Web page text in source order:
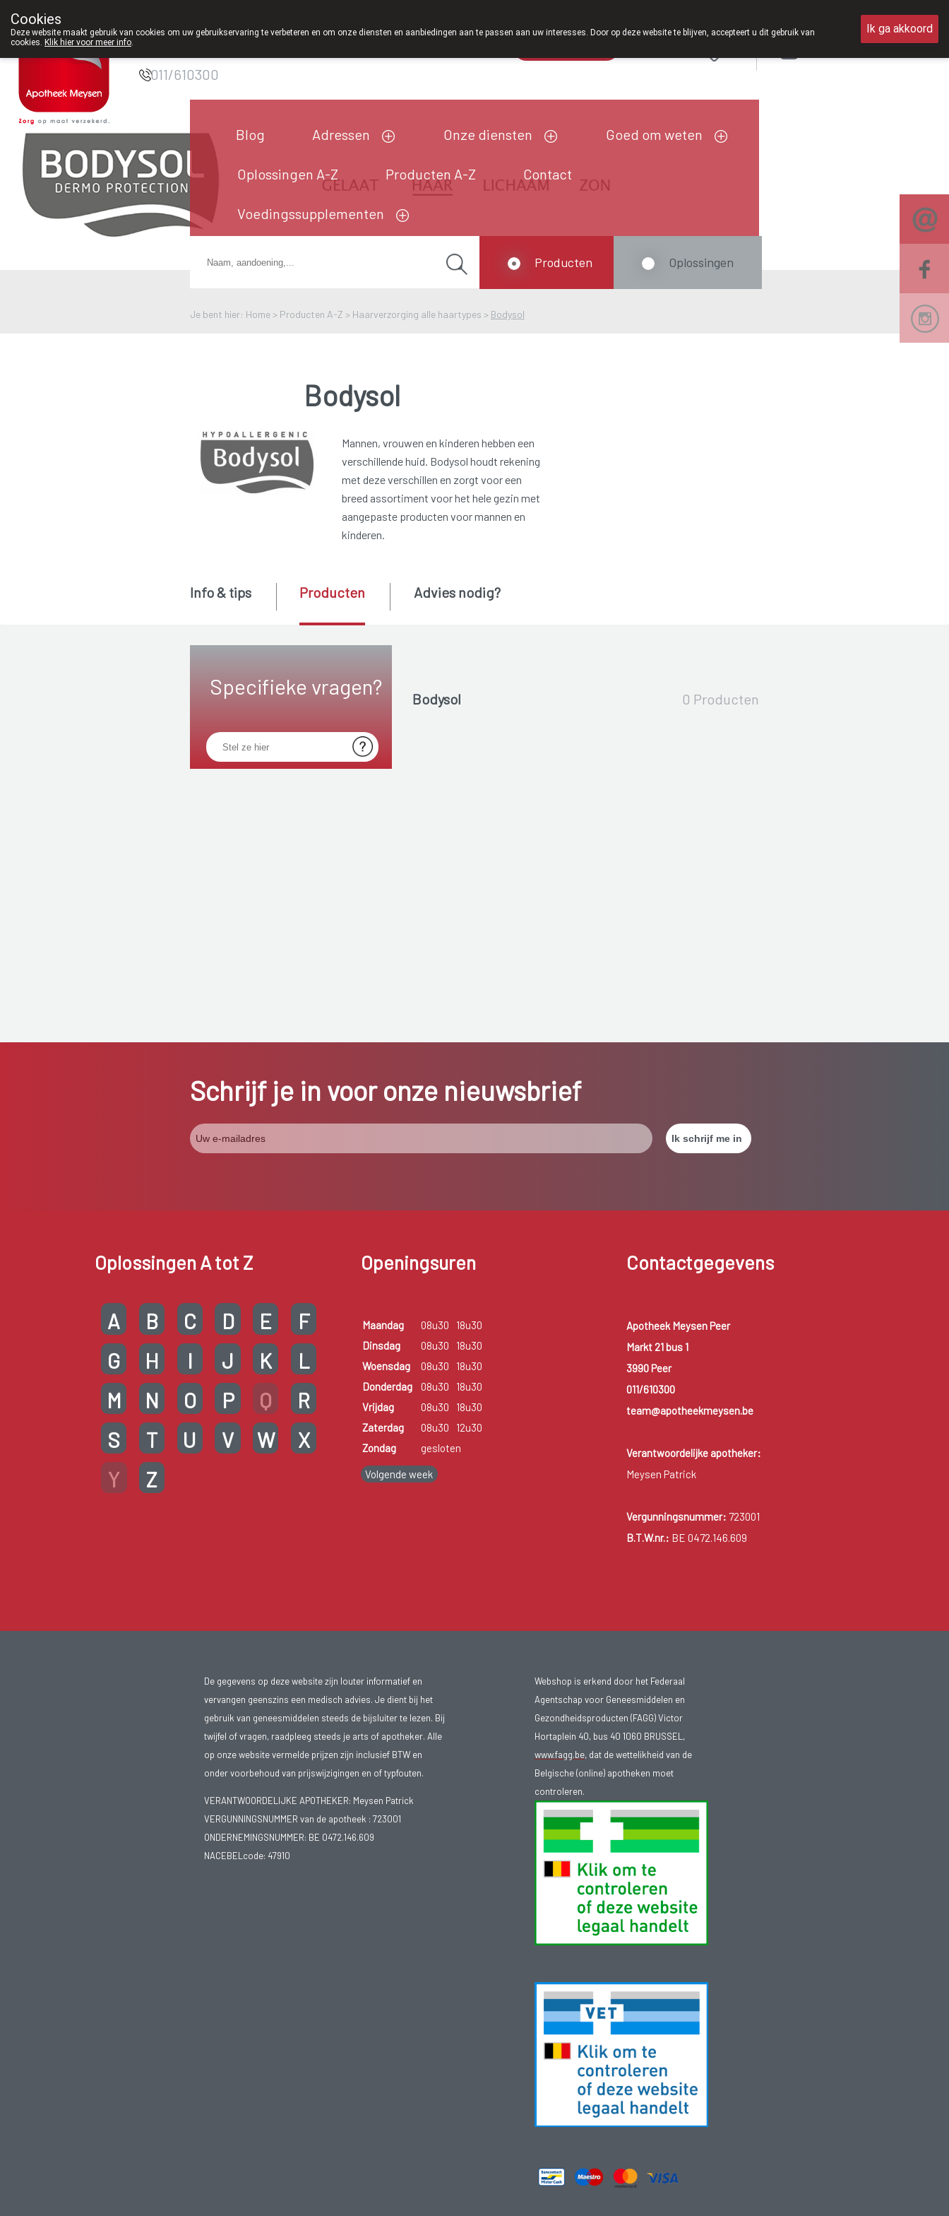
Apotheek Meysen
011/610300
Blog Adressen Onze diensten Goed om weten
Oplossingen A-Z Producten A-Z Contact
Voedingssupplementen
Je bent hier: Home > Producten A-Z > Haarverzorging alle haartypes > Bodysol
Producten Oplossingen
Bodysol
Mannen, vrouwen en kinderen hebben een
verschillende huid. Bodysol houdt rekening
met deze verschillen en zorgt voor een
breed assortiment voor het hele gezin met
aangepaste producten voor mannen en
kinderen.
Specifieke vragen?
Info & tips Producten Advies nodig?
Bodysol 0 Producten
Schrijf je in voor onze nieuwsbrief
Oplossingen A tot Z
A B C D E
F
G
H I J K
L
M
N O P Q
R
S
T U V W
X
Y
Z
Openingsuren
Maandag 08u30
18u30
Dinsdag
08u30
18u30
Woensdag
08u30
18u30
Donderdag
08u30
18u30
Vrijdag
08u30
18u30
Zaterdag
08u30
12u30
Zondag
gesloten
Volgende week
Contactgegevens
Apotheek Meysen Peer
Markt 21 bus 1
3990 Peer
011/610300
team@apotheekmeysen.be
Verantwoordelijke apotheker:
Meysen Patrick
Vergunningsnummer: 723001
B.T.W.nr.: BE 0472.146.609
De gegevens op deze website zijn louter informatief en
vervangen geenszins een medisch advies. Je dient bij het
gebruik van geneesmiddelen steeds de bijsluiter te lezen. Bij
twijfel of vragen, raadpleeg steeds je arts of apotheker. Alle
op onze website vermelde prijzen zijn inclusief BTW en
onder voorbehoud van prijswijzigingen en of typfouten.
VERANTWOORDELIJKE APOTHEKER: Meysen Patrick
VERGUNNINGSNUMMER van de apotheek : 723001
ONDERNEMINGSNUMMER: BE 0472.146.609
NACEBELcode: 47910
Webshop is erkend door het Federaal
Agentschap voor Geneesmiddelen en
Gezondheidsproducten (FAGG) Victor
Hortaplein 40, bus 40 1060 BRUSSEL,
www.fagg.be, dat de wettelikheid van de
Belgische (online) apotheken moet
controleren.
Cookies
Deze website maakt gebruik van cookies om uw gebruikservaring te verbeteren en om onze diensten en aanbiedingen aan te passen aan uw interesses. Door op deze website te blijven, accepteert u dit gebruik van
cookies. Klik hier voor meer info.
Ik ga akkoord